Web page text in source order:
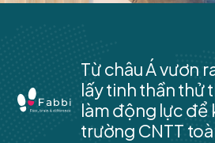
Từ châu Á vươn
lấy tinh thần thử
làm động lực để
trường CNTT